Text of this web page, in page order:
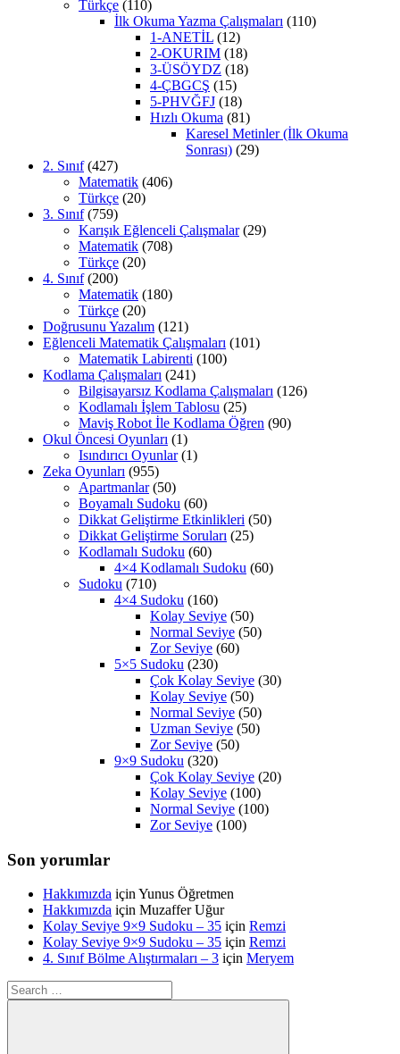
Türkçe (110)
İlk Okuma Yazma Çalışmaları (110)
1-ANETİL (12)
2-OKURIM (18)
3-ÜSÖYDZ (18)
4-ÇBGCŞ (15)
5-PHVĞFJ (18)
Hızlı Okuma (81)
Karesel Metinler (İlk Okuma
Sonrası) (29)
2. Sınıf(427)
Matematik (406)
Türkçe (20)
3. Sınıf(759)
Karışık Eğlenceli Çalışmalar(29)
Matematik (708)
Türkçe (20)
4. Sınıf(200)
Matematik (180)
Türkçe (20)
Doğrusunu Yazalım (121)
Eğlenceli Matematik Çalışmaları (101)
Matematik Labirenti (100)
Kodlama Çalışmaları (241)
Bilgisayarsız Kodlama Çalışmaları (126)
Kodlamalı İşlem Tablosu (25)
Maviş Robot İle Kodlama Öğren (90)
Okul Öncesi Oyunları (1)
Isındırıcı Oyunlar(1)
Zeka Oyunları (955)
Apartmanlar(50)
Boyamalı Sudoku (60)
Dikkat Geliştirme Etkinlikleri (50)
Dikkat Geliştirme Soruları (25)
Kodlamalı Sudoku (60)
4×4 Kodlamalı Sudoku (60)
Sudoku (710)
4×4 Sudoku (160)
Kolay Seviye (50)
Normal Seviye (50)
Zor Seviye (60)
5×5 Sudoku (230)
Çok Kolay Seviye (30)
Kolay Seviye (50)
Normal Seviye (50)
Uzman Seviye (50)
Zor Seviye (50)
9×9 Sudoku (320)
Çok Kolay Seviye (20)
Kolay Seviye (100)
Normal Seviye (100)
Zor Seviye (100)
Son yorumlar
Hakkımızda için Yunus Öğretmen
Hakkımızda için Muzaffer Uğur
Kolay Seviye 9×9 Sudoku – 35 için Remzi
Kolay Seviye 9×9 Sudoku – 35 için Remzi
4. Sınıf Bölme Alıştırmaları – 3 için Meryem
Search
for: